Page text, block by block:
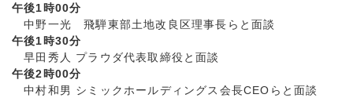
午後1時00分
中野一光 飛騨東部土地改良区理事長らと面談
午後1時30分
早田秀人 プラウダ代表取締役と面談
午後2時00分
中村和男 シミックホールディングス会長CEOらと面談